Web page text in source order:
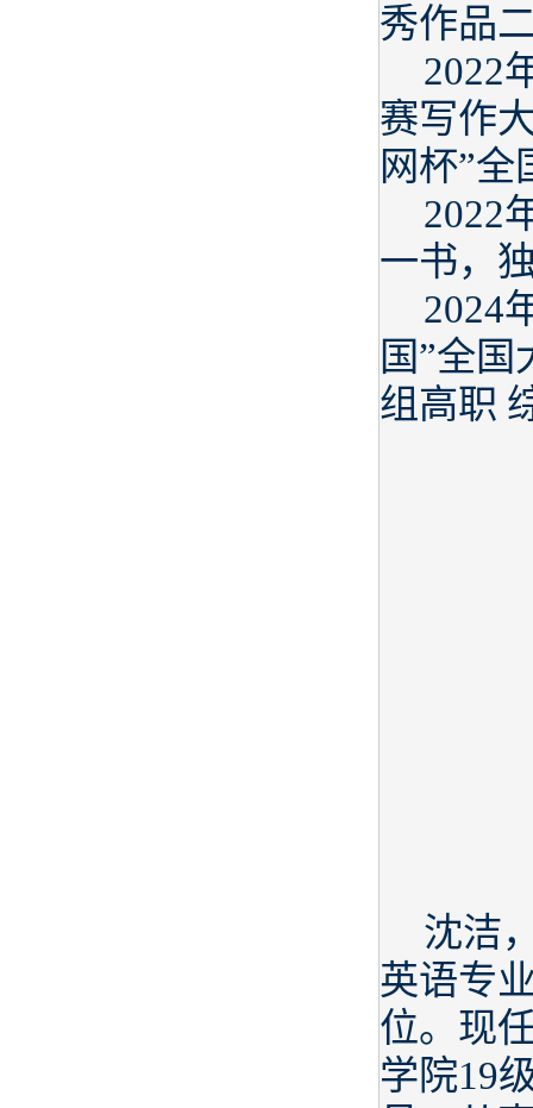
秀作品
2022
赛写作
网杯”
2022
一书，
2024
国”全
组高职
沈洁
英语专
位。现
学院19